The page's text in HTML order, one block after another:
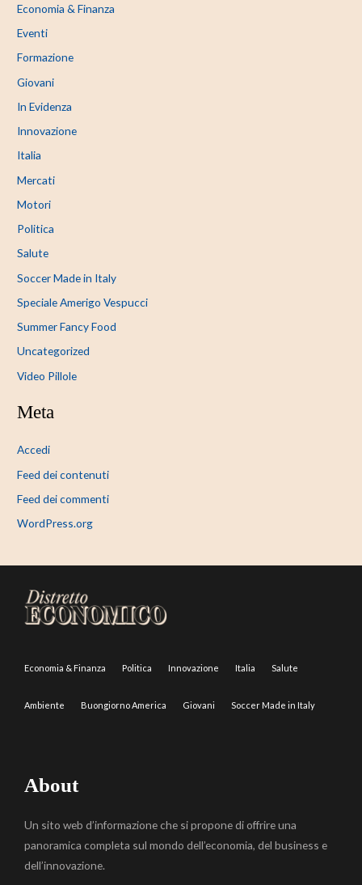
Economia & Finanza
Eventi
Formazione
Giovani
In Evidenza
Innovazione
Italia
Mercati
Motori
Politica
Salute
Soccer Made in Italy
Speciale Amerigo Vespucci
Summer Fancy Food
Uncategorized
Video Pillole
Meta
Accedi
Feed dei contenuti
Feed dei commenti
WordPress.org
Economia & Finanza Politica Innovazione Italia Salute
Ambiente Buongiorno America Giovani Soccer Made in Italy
About
Un sito web d’informazione che si propone di offrire una
panoramica completa sul mondo dell’economia, del business e
dell’innovazione.